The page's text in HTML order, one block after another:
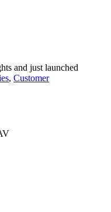
and just launched
, Customer